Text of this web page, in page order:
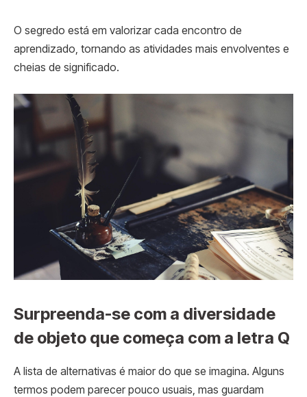
O segredo está em valorizar cada encontro de
aprendizado, tornando as atividades mais envolventes e
cheias de significado.
Surpreenda-se com a diversidade
de objeto que começa com a letra Q
A lista de alternativas é maior do que se imagina. Alguns
termos podem parecer pouco usuais, mas guardam